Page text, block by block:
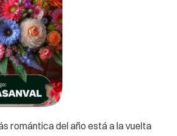
romántica del año está a la vuelta